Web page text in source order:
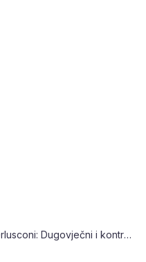
Preminuo Silvio Berlusconi: Dugovječni i kontroverzni talijanski političar umro je u 87. godini